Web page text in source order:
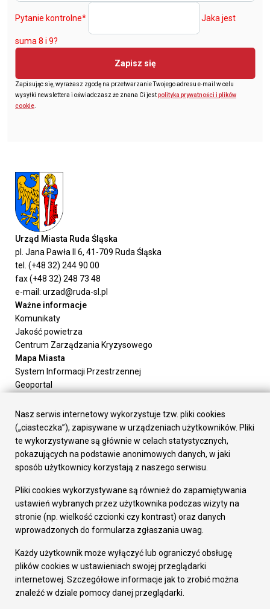
Pytanie kontrolne* Jaka jest
suma 8 i 9?
Zapisz się
Zapisując się, wyrażasz zgodę na przetwarzanie Twojego adresu e-mail w celu
wysyłki newslettera i oświadczasz że znana Ci jestpolityka prywatności i plików
cookie
Urząd Miasta Ruda Śląska
pl. Jana Pawła II 6, 41-709 Ruda Śląska
tel. (+48 32) 244 90 00
fax (+48 32) 248 73 48
e-mail: urzad@ruda-sl.pl
Ważne informacje
Komunikaty
Jakość powietrza
Centrum Zarządzania Kryzysowego
Mapa Miasta
System Informacji Przestrzennej
Geoportal
Załatw sprawę
Prezydent Miasta
Rada Miasta
Wydziały
Elektroniczna Skrzynka Podawcza
Gospodarka
Fundusze europejskie
Środki krajowe
Oferty inwestycyjne
Pozostałe
Deklaracja dostępności
Dane osobowe
Dodaj opinię o witrynie
Nasz serwis internetowy wykorzystuje tzw. pliki cookies
(„ciasteczka”), zapisywane w urządzeniach użytkowników. Pliki
te wykorzystywane są głównie w celach statystycznych,
pokazujących na podstawie anonimowych danych, w jaki
sposób użytkownicy korzystają z naszego serwisu.
Pliki cookies wykorzystywane są również do zapamiętywania
ustawień wybranych przez użytkownika podczas wizyty na
stronie (np. wielkość czcionki czy kontrast) oraz danych
wprowadzonych do formularza zgłaszania uwag.
Każdy użytkownik może wyłączyć lub ograniczyć obsługę
plików cookies w ustawieniach swojej przeglądarki
internetowej. Szczegółowe informacje jak to zrobić można
znaleźć w dziale pomocy danej przeglądarki.